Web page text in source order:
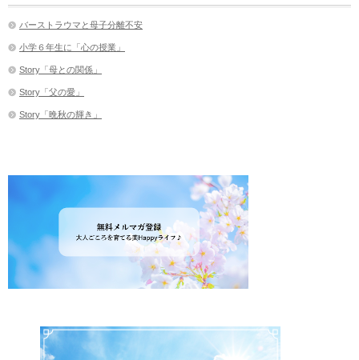
バーストラウマと母子分離不安
小学６年生に「心の授業」
Story「母との関係」
Story「父の愛」
Story「晩秋の輝き」